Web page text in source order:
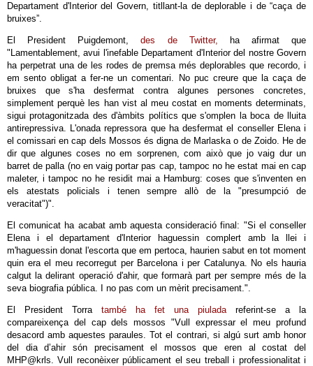
Departament d'Interior del Govern, titllant-la de deplorable i de “caça de
bruixes”.
El President Puigdemont,des de Twitter, ha afirmat que
"Lamentablement, avui l'inefable Departament d'Interior del nostre Govern
ha perpetrat una de les rodes de premsa més deplorables que recordo, i
em sento obligat a fer-ne un comentari. No puc creure que la caça de
bruixes que s'ha desfermat contra algunes persones concretes,
simplement perquè les han vist al meu costat en moments determinats,
sigui protagonitzada des d'àmbits polítics que s'omplen la boca de lluita
antirepressiva. L'onada repressora que ha desfermat el conseller Elena i
el comissari en cap dels Mossos és digna de Marlaska o de Zoido. He de
dir que algunes coses no em sorprenen, com això que jo vaig dur un
barret de palla (no en vaig portar pas cap, tampoc no he estat mai en cap
maleter, i tampoc no he residit mai a Hamburg: coses que s'inventen en
els atestats policials i tenen sempre allò de la "presumpció de
veracitat")".
El comunicat ha acabat amb aquesta consideració final: "Si el conseller
Elena i el departament d'Interior haguessin complert amb la llei i
m'haguessin donat l'escorta que em pertoca, haurien sabut en tot moment
quin era el meu recorregut per Barcelona i per Catalunya. No els hauria
calgut la delirant operació d'ahir, que formarà part per sempre més de la
seva biografia pública. I no pas com un mèrit precisament.".
El President Torra també ha fet una piuladareferint-se a la
compareixença del cap dels mossos "Vull expressar el meu profund
desacord amb aquestes paraules. Tot el contrari, si algú surt amb honor
del dia d’ahir són precisament el mossos que eren al costat del
MHP@krls. Vull reconèixer públicament el seu treball i professionalitat i